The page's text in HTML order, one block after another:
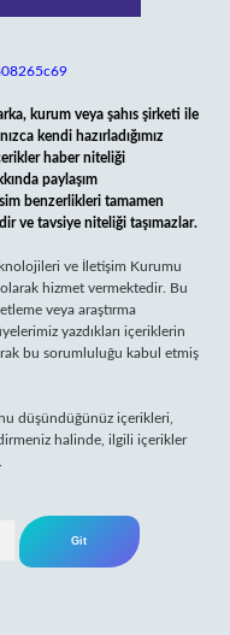
kurum veya şahıs şirketi ile
kendi hazırladığımız
haber niteliği
paylaşım
benzerlikleri tamamen
ve tavsiye niteliği taşımazlar.
ve İletişim Kurumu
olarak hizmet vermektedir. Bu
veya araştırma
yazdıkları içeriklerin
bu sorumluluğu kabul etmiş
düşündüğünüz içerikleri,
halinde, ilgili içerikler